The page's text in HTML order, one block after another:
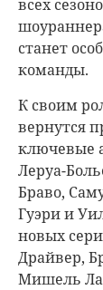
всех
станет
команды.
К своим
вернутся
ключевые
Леруа-
Браво,
Гуэри и
новых
Драйвер,
Мишель